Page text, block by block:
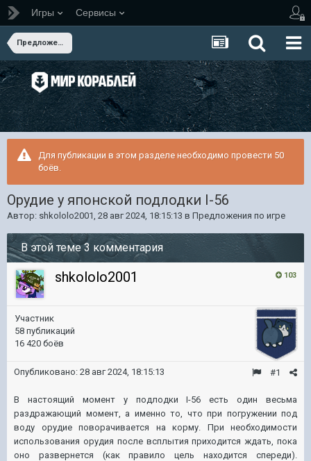
Игры Сервисы
Предложения по игре
Для публикации в этом разделе необходимо провести 50
боёв.
Орудие у японской подлодки I-56
Автор: shkololo2001, 28 авг 2024, 18:15:13 в Предложения по игре
В этой теме 3 комментария
103
shkololo2001
Участник
58 публикаций
16 420 боёв
#1
Опубликовано: 28 авг 2024, 18:15:13
В настоящий момент у подлодки I-56 есть один весьма
раздражающий момент, а именно то, что при погружении под
воду орудие поворачивается на корму. При необходимости
использования орудия после всплытия приходится ждать, пока
оно развернется (как правило цель находится спереди).